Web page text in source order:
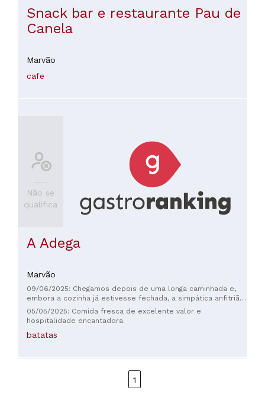
Snack bar e restaurante Pau de
Canela
Marvão
cafe
Não se
qualifica
A Adega
Marvão
09/06/2025: Chegamos depois de uma longa caminhada e,
embora a cozinha já estivesse fechada, a simpática anfitriã
nos ofereceu algumas opções para comer. Comemos um
frango super saboroso com batatas fritas e salada e
terminamos com uma mousse de chocolate perfeita.
Altamente recomendado!
05/05/2025: Comida fresca de excelente valor e
hospitalidade encantadora.
batatas
1